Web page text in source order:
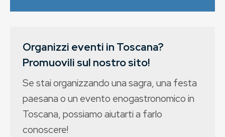
Organizzi eventi in Toscana?
Promuovili sul nostro sito!
Se stai organizzando una sagra, una festa
paesana o un evento enogastronomico in
Toscana, possiamo aiutarti a farlo
conoscere!